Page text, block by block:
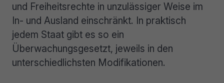
und Freiheitsrechte in unzulässiger Weise im
In- und Ausland einschränkt. In praktisch
jedem Staat gibt es so ein
Überwachungsgesetzt, jeweils in den
unterschiedlichsten Modifikationen.